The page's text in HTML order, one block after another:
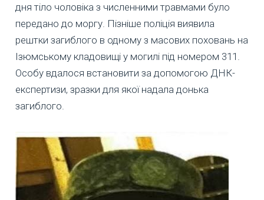
дня тіло чоловіка з численними травмами було
передано до моргу. Пізніше поліція виявила
рештки загиблого в одному з масових поховань на
Ізюмському кладовищі у могилі під номером 311.
Особу вдалося встановити за допомогою ДНК-
експертизи, зразки для якої надала донька
загиблого.